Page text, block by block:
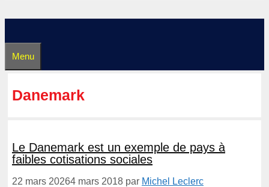
Menu
Danemark
Le Danemark est un exemple de pays à
faibles cotisations sociales
22 mars 20264 mars 2018 par Michel Leclerc